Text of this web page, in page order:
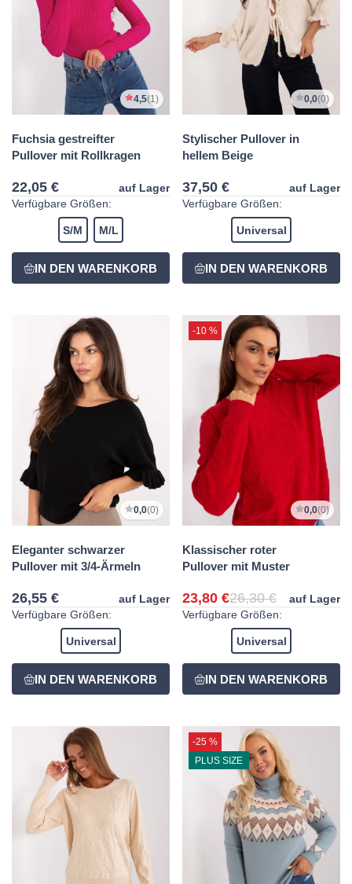
4,5(1)
Fuchsia gestreifter
Pullover mit Rollkragen
22,05 €
auf Lager
Verfügbare Größen:
S/M M/L
0,0(0)
Stylischer Pullover in
hellem Beige
37,50 €
auf Lager
Verfügbare Größen:
Universal
0,0(0)
Eleganter schwarzer
Pullover mit 3/4-Ärmeln
26,55 €
auf Lager
Verfügbare Größen:
Universal
-10 %
0,0(0)
Klassischer roter
Pullover mit Muster
23,80 €26,30 €
auf Lager
Verfügbare Größen:
Universal
-25 %
PLUS SIZE